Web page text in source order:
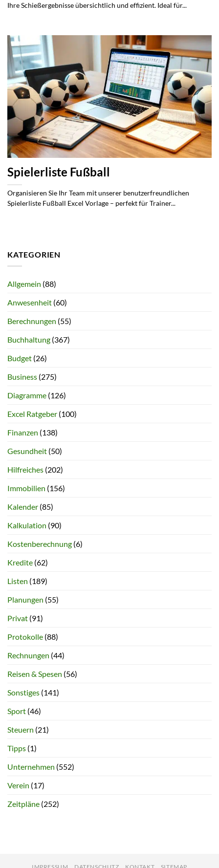
Ihre Schießergebnisse übersichtlich und effizient. Ideal für...
Spielerliste Fußball
Organisieren Sie Ihr Team mit unserer benutzerfreundlichen
Spielerliste Fußball Excel Vorlage – perfekt für Trainer...
KATEGORIEN
Allgemein (88)
Anwesenheit (60)
Berechnungen (55)
Buchhaltung (367)
Budget (26)
Business (275)
Diagramme (126)
Excel Ratgeber (100)
Finanzen (138)
Gesundheit (50)
Hilfreiches (202)
Immobilien (156)
Kalender (85)
Kalkulation (90)
Kostenberechnung (6)
Kredite (62)
Listen (189)
Planungen (55)
Privat (91)
Protokolle (88)
Rechnungen (44)
Reisen & Spesen (56)
Sonstiges (141)
Sport (46)
Steuern (21)
Tipps (1)
Unternehmen (552)
Verein (17)
Zeitpläne (252)